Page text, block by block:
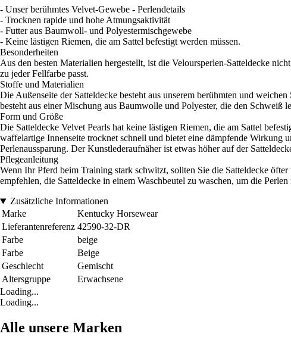
- Unser berühmtes Velvet-Gewebe - Perlendetails
- Trocknen rapide und hohe Atmungsaktivität
- Futter aus Baumwoll- und Polyestermischgewebe
- Keine lästigen Riemen, die am Sattel befestigt werden müssen.
Besonderheiten
Aus den besten Materialien hergestellt, ist die Veloursperlen-Satteldecke
zu jeder Fellfarbe passt.
Stoffe und Materialien
Die Außenseite der Satteldecke besteht aus unserem berühmten und
besteht aus einer Mischung aus Baumwolle und Polyester, die den Schweiß
Form und Größe
Die Satteldecke Velvet Pearls hat keine lästigen Riemen, die am Sattel
waffelartige Innenseite trocknet schnell und bietet eine dämpfende Wirkung
Perlenaussparung. Der Kunstlederaufnäher ist etwas höher auf der
Pflegeanleitung
Wenn Ihr Pferd beim Training stark schwitzt, sollten Sie die Satteldecke
empfehlen, die Satteldecke in einem Waschbeutel zu waschen, um die
Zusätzliche Informationen
Marke
Kentucky Horsewear
Lieferantenreferenz 42590-32-DR
Farbe
beige
Farbe
Beige
Geschlecht
Gemischt
Altersgruppe
Erwachsene
Loading...
Loading...
Alle unsere Marken